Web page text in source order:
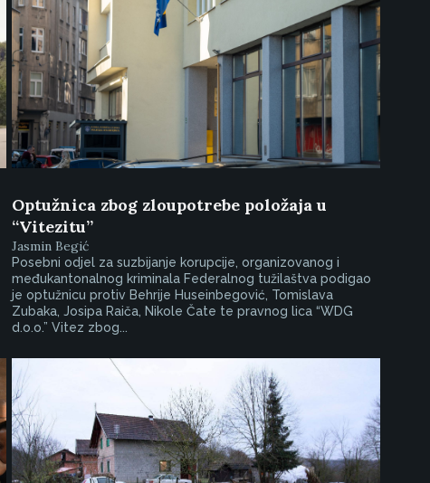
Optužnica zbog zloupotrebe položaja u
“Vitezitu”
Jasmin Begić
Posebni odjel za suzbijanje korupcije, organizovanog i
međukantonalnog kriminala Federalnog tužilaštva podigao
je optužnicu protiv Behrije Huseinbegović, Tomislava
Zubaka, Josipa Raiča, Nikole Čate te pravnog lica “WDG
d.o.o.” Vitez zbog...